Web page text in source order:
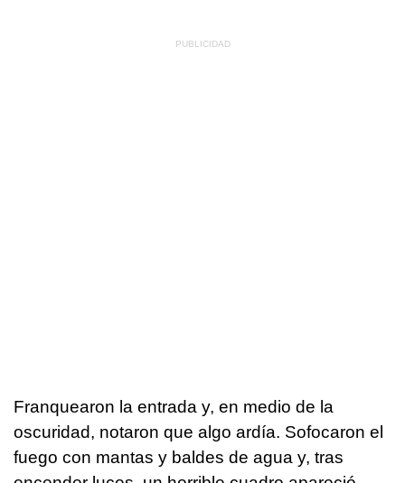
Franquearon la entrada y, en medio de la
oscuridad, notaron que algo ardía. Sofocaron el
fuego con mantas y baldes de agua y, tras